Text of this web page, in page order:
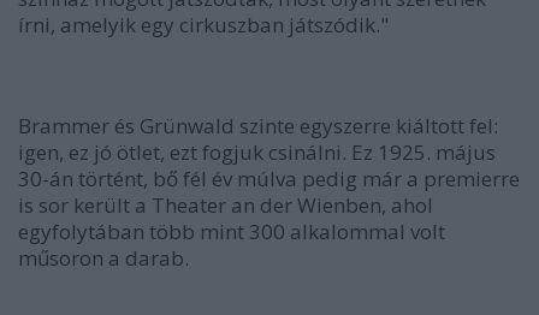
írni, amelyik egy cirkuszban játszódik."
Brammer és Grünwald szinte egyszerre kiáltott fel:
igen, ez jó ötlet, ezt fogjuk csinálni. Ez 1925. május
30-án történt, bő fél év múlva pedig már a premierre
is sor került a Theater an der Wienben, ahol
egyfolytában több mint 300 alkalommal volt
műsoron a darab.